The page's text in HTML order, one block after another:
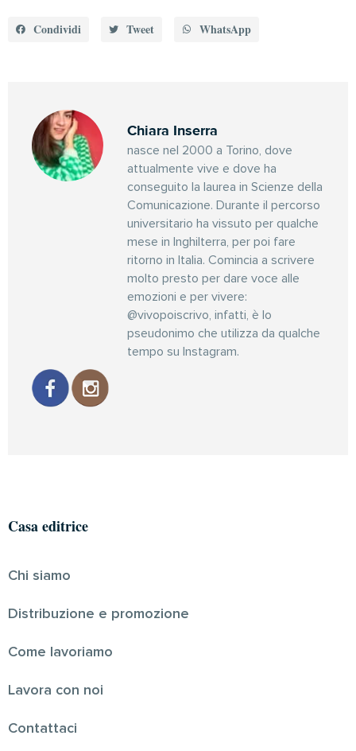
Condividi Tweet WhatsApp
Chiara Inserra
nasce nel 2000 a Torino, dove
attualmente vive e dove ha
conseguito la laurea in Scienze della
Comunicazione. Durante il percorso
universitario ha vissuto per qualche
mese in Inghilterra, per poi fare
ritorno in Italia. Comincia a scrivere
molto presto per dare voce alle
emozioni e per vivere:
@vivopoiscrivo, infatti, è lo
pseudonimo che utilizza da qualche
tempo su Instagram.
Casa editrice
Chi siamo
Distribuzione e promozione
Come lavoriamo
Lavora con noi
Contattaci